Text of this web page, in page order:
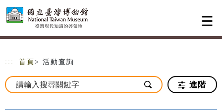
跳到主要內容
網站導覽
::: 首頁 > 活動查詢
進階